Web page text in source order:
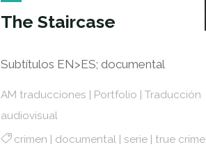
The Staircase
Subtítulos EN>ES; documental
AM traducciones | Portfolio | Traducción
audiovisual
crimen | documental |serie | true crime